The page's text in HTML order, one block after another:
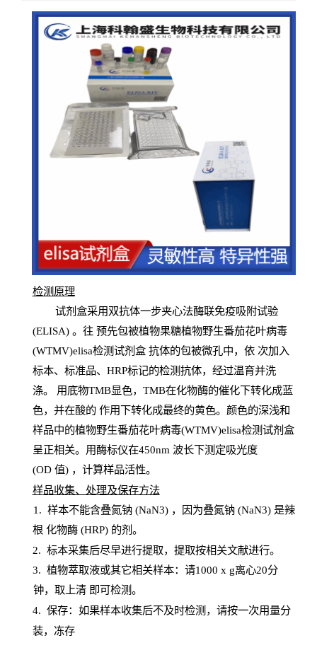
检测原理
试剂盒采用双抗体一步夹心法酶联免疫吸附试验
(ELISA) 。往 预先包被植物果糖植物野生番茄花叶病毒
(WTMV)elisa检测试剂盒抗体的包被微孔中，依 次加入
标本、标准品、 HRP标记的检测抗体，经过温育并洗
涤。 用底物TMB显色， TMB在化物酶的催化下转化成蓝
色，并在酸的 作用下转化成最终的黄色。颜色的深浅和
样品中的植物野生番茄花叶病毒(WTMV)elisa检测试剂盒
呈正相关。用酶标仪在450nm 波长下测定吸光度
(OD 值) ，计算样品活性。
样品收集、处理及保存方法
1 . 样本不能含叠氮钠(NaN3) ，因为叠氮钠 (NaN3) 是辣
根 化物酶(HRP) 的剂。
2. 标本采集后尽早进行提取，提取按相关文献进行。
3. 植物萃取液或其它相关样本：请1000 x g离心20分
钟，取上清 即可检测。
4. 保存：如果样本收集后不及时检测，请按一次用量分
装，冻存